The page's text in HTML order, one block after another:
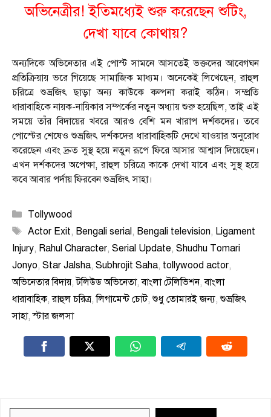
অভিনেত্রীর! ইতিমধ্যেই শুরু করেছেন শুটিং,
দেখা যাবে কোথায়?
অন্যদিকে অভিনেতার এই পোস্ট সামনে আসতেই ভক্তদের আবেগঘন
প্রতিক্রিয়ায় ভরে গিয়েছে সামাজিক মাধ্যম। অনেকেই লিখেছেন, রাহুল
চরিত্রে শুভ্রজিৎ ছাড়া অন্য কাউকে কল্পনা করাই কঠিন। সম্প্রতি
ধারাবাহিকে নায়ক-নায়িকার সম্পর্কের নতুন অধ্যায় শুরু হয়েছিল, তাই এই
সময়ে তাঁর বিদায়ের খবরে আরও বেশি মন খারাপ দর্শকদের। তবে
পোস্টের শেষেও শুভ্রজিৎ দর্শকদের ধারাবাহিকটি দেখে যাওয়ার অনুরোধ
করেছেন এবং দ্রুত সুস্থ হয়ে নতুন রূপে ফিরে আসার আশ্বাস দিয়েছেন।
এখন দর্শকদের অপেক্ষা, রাহুল চরিত্রে কাকে দেখা যাবে এবং সুস্থ হয়ে
কবে আবার পর্দায় ফিরবেন শুভ্রজিৎ সাহা।
Categories
Tollywood
Tags
Actor Exit, Bengali serial, Bengali television, Ligament
Injury, Rahul Character, Serial Update, Shudhu Tomari
Jonyo, Star Jalsha, Subhrojit Saha, tollywood actor,
অভিনেতার বিদায়,টলিউড অভিনেতা,বাংলা টেলিভিশন,বাংলা
ধারাবাহিক,রাহুল চরিত্র,লিগামেন্ট চোট,শুধু তোমারই জন্য,শুভ্রজিৎ
সাহা,স্টার জলসা